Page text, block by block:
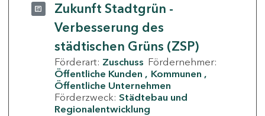
Zukunft Stadtgrün -
Verbesserung des
städtischen Grüns (ZSP)
Förderart: Zuschuss Fördernehmer:
Öffentliche Kunden
Kommunen
Öffentliche Unternehmen
Förderzweck: Städtebau und
Regionalentwicklung